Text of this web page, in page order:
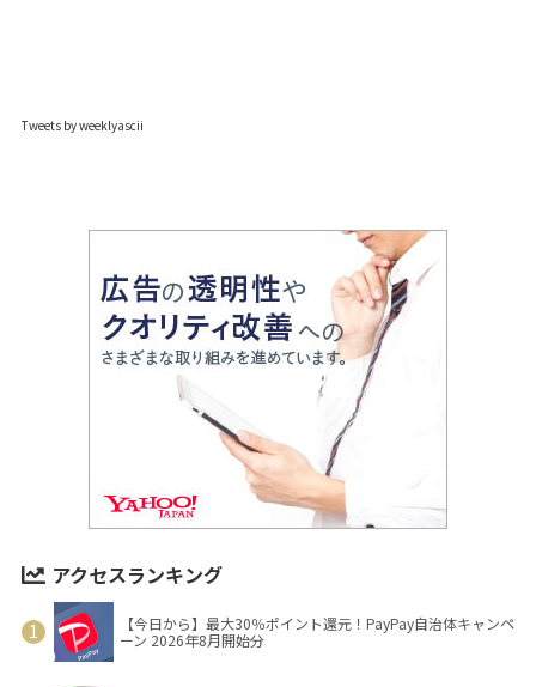
Tweets by weeklyascii
アクセスランキング
【今日から】最大30％ポイント還元！PayPay自治体キャンペ
ーン 2026年8月開始分